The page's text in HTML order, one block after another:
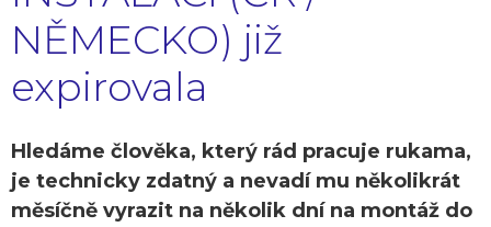
NĚMECKO) již
expirovala
Hledáme člověka, který rád pracuje rukama,
je technicky zdatný a nevadí mu několikrát
měsíčně vyrazit na několik dní na montáž do